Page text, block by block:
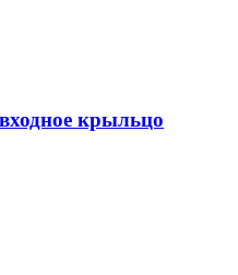
крыльцо